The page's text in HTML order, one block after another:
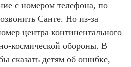
с номером телефона, по
Санте. Но из-за
центра континентального
космической обороны. В
сказать детям об ошибке,